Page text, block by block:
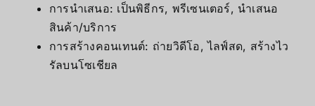
การนำเสนอ: เป็นพิธีกร, พรีเซนเตอร์, นำเสนอ
สินค้า/บริการ
การสร้างคอนเทนต์: ถ่ายวิดีโอ, ไลฟ์สด, สร้างไว
รัลบนโซเชียล